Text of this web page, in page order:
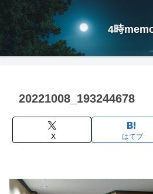
4時
20221008_193244678
X はてブ